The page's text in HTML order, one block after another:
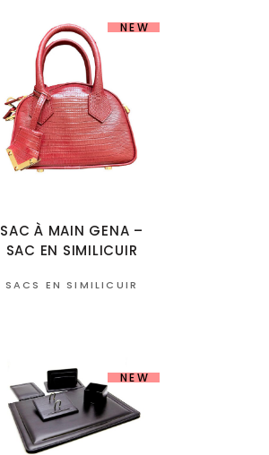
NEW
SAC À MAIN GENA –
SAC EN SIMILICUIR
SACS EN SIMILICUIR
NEW